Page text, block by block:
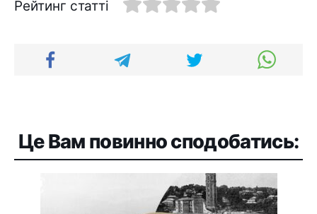
Рейтинг статті
Це Вам повинно сподобатись: